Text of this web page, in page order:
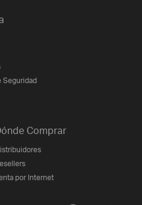
Seguridad
Comprar
por Internet